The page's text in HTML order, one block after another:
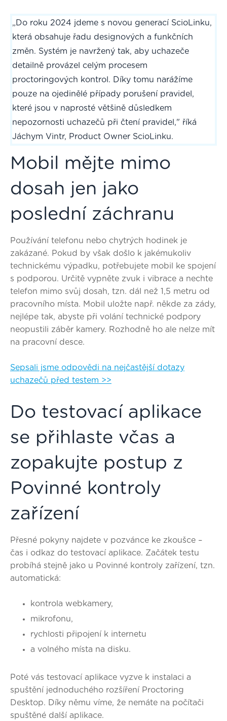
„Do roku 2024 jdeme s novou generací ScioLinku,
která obsahuje řadu designových a funkčních
změn. Systém je navržený tak, aby uchazeče
detailně provázel celým procesem
proctoringových kontrol. Díky tomu narážíme
pouze na ojedinělé případy porušení pravidel,
které jsou v naprosté většině důsledkem
nepozornosti uchazečů při čtení pravidel," říká
Jáchym Vintr, Product Owner ScioLinku.
Mobil mějte mimo
dosah jen jako
poslední záchranu
Používání telefonu nebo chytrých hodinek je
zakázané. Pokud by však došlo k jakémukoliv
technickému výpadku, potřebujete mobil ke spojení
s podporou. Určitě vypněte zvuk i vibrace a nechte
telefon mimo svůj dosah, tzn. dál než 1,5 metru od
pracovního místa. Mobil uložte např. někde za zády,
nejlépe tak, abyste při volání technické podpory
neopustili záběr kamery. Rozhodně ho ale nelze mít
na pracovní desce.
Sepsali jsme odpovědi na nejčastější dotazy
uchazečů před testem >>
Do testovací aplikace
se přihlaste včas a
zopakujte postup z
Povinné kontroly
zařízení
Přesné pokyny najdete v pozvánce ke zkoušce –
čas i odkaz do testovací aplikace. Začátek testu
probíhá stejně jako u Povinné kontroly zařízení, tzn.
automatická:
kontrola webkamery,
mikrofonu,
rychlosti připojení k internetu
a volného místa na disku.
Poté vás testovací aplikace vyzve k instalaci a
spuštění jednoduchého rozšíření Proctoring
Desktop. Díky němu víme, že nemáte na počítači
spuštěné další aplikace.